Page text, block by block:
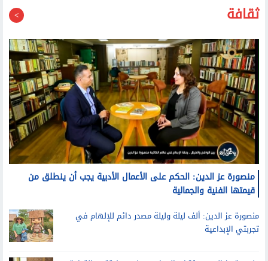
ثقافة
منصورة عز الدين: الحكم على الأعمال الأدبية يجب أن ينطلق من
قيمتها الفنية والجمالية
منصورة عز الدين: ألف ليلة وليلة مصدر دائم للإلهام في
تجربتي الإبداعية